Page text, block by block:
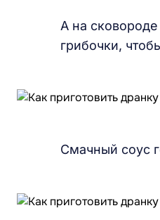
А на
грибочки,
Смачный соус